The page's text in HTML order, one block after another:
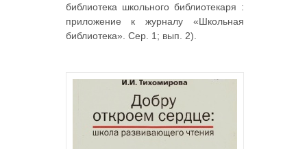
библиотека школьного библиотекаря :
приложение к журналу «Школьная
библиотека». Сер. 1; вып. 2).